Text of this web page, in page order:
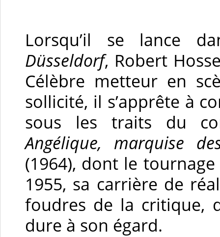
Lorsqu’il se lance
Düsseldorf, Robert
Célèbre metteur en
sollicité, il s’apprête à
sous les traits du
Angélique, marquise
(1964), dont le
1955, sa carrière de
foudres de la critique,
dure à son égard.